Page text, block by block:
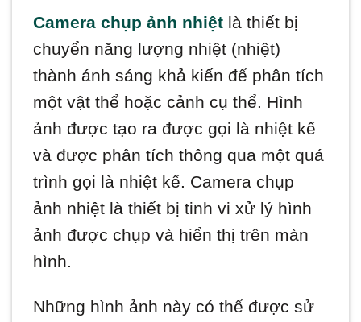
Camera chụp ảnh nhiệt là thiết bị
chuyển năng lượng nhiệt (nhiệt)
thành ánh sáng khả kiến ​​để phân tích
một vật thể hoặc cảnh cụ thể. Hình
ảnh được tạo ra được gọi là nhiệt kế
và được phân tích thông qua một quá
trình gọi là nhiệt kế. Camera chụp
ảnh nhiệt là thiết bị tinh vi xử lý hình
ảnh được chụp và hiển thị trên màn
hình.
Những hình ảnh này có thể được sử